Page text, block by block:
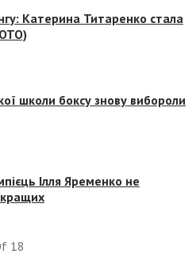
Катерина Титаренко стала
школи боксу знову вибороли
Ілля Яременко не
кращих
18